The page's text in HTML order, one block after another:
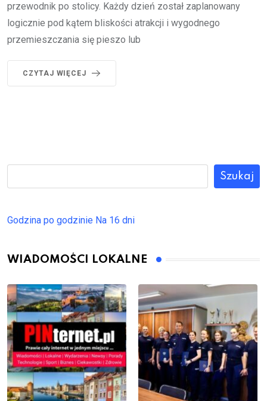
przewodnik po stolicy. Każdy dzień został zaplanowany
logicznie pod kątem bliskości atrakcji i wygodnego
przemieszczania się pieszo lub
CZYTAJ WIĘCEJ
Szukaj
Godzina po godzinie Na 16 dni
WIADOMOŚCI LOKALNE